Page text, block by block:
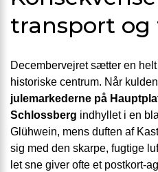
transport og
Decembervejret sætter en
historiske centrum. Når
julemarkederne på
Schlossberg indhyllet i en
Glühwein, mens duften af
sig med den skarpe, fugtige
let sne giver ofte et postkort-